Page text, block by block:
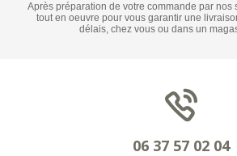
Après préparation de votre commande par nos
tout en oeuvre pour vous garantir une
délais, chez vous ou dans un
06 37 57 02 04